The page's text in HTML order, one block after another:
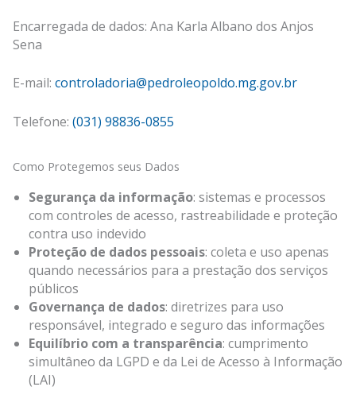
Encarregada de dados: Ana Karla Albano dos Anjos
Sena
E-mail: controladoria@pedroleopoldo.mg.gov.br
Telefone: (031) 98836-0855
Como Protegemos seus Dados
Segurança da informação: sistemas e processos
com controles de acesso, rastreabilidade e proteção
contra uso indevido
Proteção de dados pessoais: coleta e uso apenas
quando necessários para a prestação dos serviços
públicos
Governança de dados: diretrizes para uso
responsável, integrado e seguro das informações
Equilíbrio com a transparência: cumprimento
simultâneo da LGPD e da Lei de Acesso à Informação
(LAI)